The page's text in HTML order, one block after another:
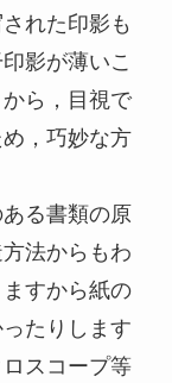
れた印影も
影が薄いこ
ら，目視で
，巧妙な方
る書類の原
法からもわ
すから紙の
たりします
スコープ等